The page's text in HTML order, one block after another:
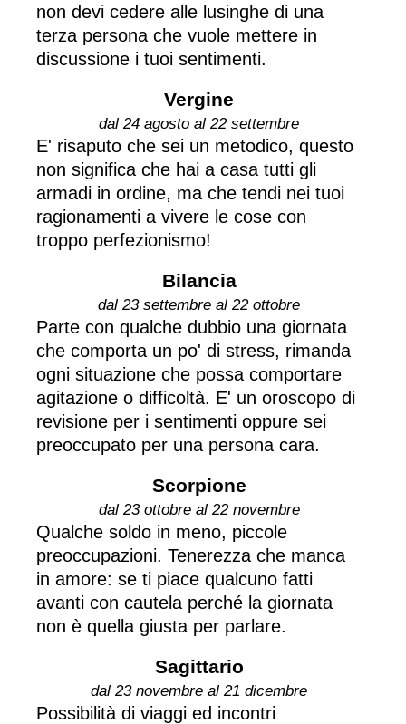
non devi cedere alle lusinghe di una
terza persona che vuole mettere in
discussione i tuoi sentimenti.
Vergine
dal 24 agosto al 22 settembre
E' risaputo che sei un metodico, questo
non significa che hai a casa tutti gli
armadi in ordine, ma che tendi nei tuoi
ragionamenti a vivere le cose con
troppo perfezionismo!
Bilancia
dal 23 settembre al 22 ottobre
Parte con qualche dubbio una giornata
che comporta un po' di stress, rimanda
ogni situazione che possa comportare
agitazione o difficoltà. E' un oroscopo di
revisione per i sentimenti oppure sei
preoccupato per una persona cara.
Scorpione
dal 23 ottobre al 22 novembre
Qualche soldo in meno, piccole
preoccupazioni. Tenerezza che manca
in amore: se ti piace qualcuno fatti
avanti con cautela perché la giornata
non è quella giusta per parlare.
Sagittario
dal 23 novembre al 21 dicembre
Possibilità di viaggi ed incontri